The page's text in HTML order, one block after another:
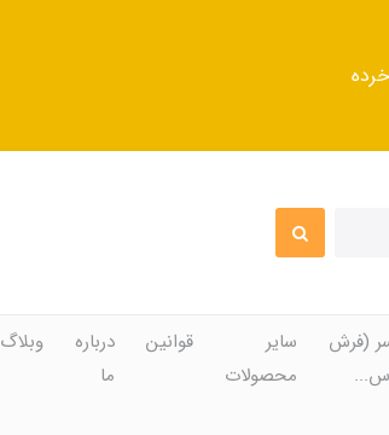
(فرش
سایر
محصولات
قوانین
درباره
ما
وبلاگ